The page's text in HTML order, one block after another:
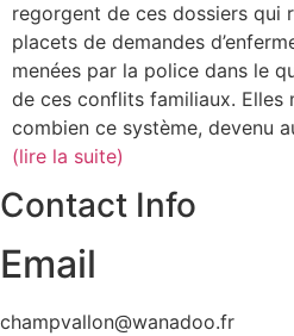
regorgent de ces dossiers qui
placets de demandes
menées par la police dans le
de ces conflits familiaux. Elles
combien ce système, devenu
(lire la suite)
Contact Info
Email
champvallon@wanadoo.fr